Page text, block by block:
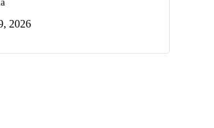
2026